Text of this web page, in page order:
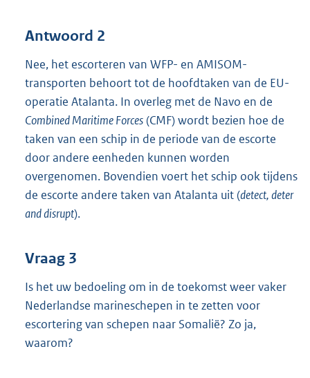
Antwoord 2
Nee, het escorteren van WFP- en AMISOM-
transporten behoort tot de hoofdtaken van de EU-
operatie Atalanta. In overleg met de Navo en de
Combined Maritime Forces(CMF) wordt bezien hoe de
taken van een schip in de periode van de escorte
door andere eenheden kunnen worden
overgenomen. Bovendien voert het schip ook tijdens
de escorte andere taken van Atalanta uit (detect, deter
and disrupt).
Vraag 3
Is het uw bedoeling om in de toekomst weer vaker
Nederlandse marineschepen in te zetten voor
escortering van schepen naar Somalië? Zo ja,
waarom?